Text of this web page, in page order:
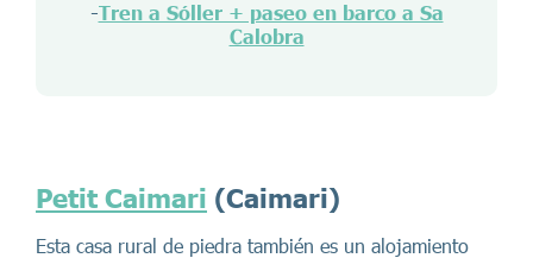
-Tren a Sóller + paseo en barco a Sa
Calobra
Petit Caimari (Caimari)
Esta casa rural de piedra también es un alojamiento